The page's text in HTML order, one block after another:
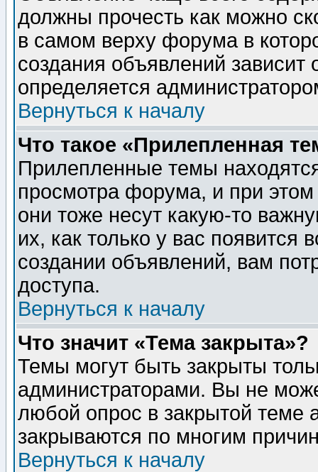
должны прочесть как можно
в самом верху форума в
создания объявлений зависит
определяется
Вернуться к началу
Что такое «Прилепленная
Прилепленные темы
просмотра форума, и при
они тоже несут какую-то
их, как только у вас появится
создании объявлений, вам
доступа.
Вернуться к началу
Что значит «Тема закрыта»?
Темы могут быть закрыты
администраторами. Вы не
любой опрос в закрытой теме
закрываются по многим
Вернуться к началу